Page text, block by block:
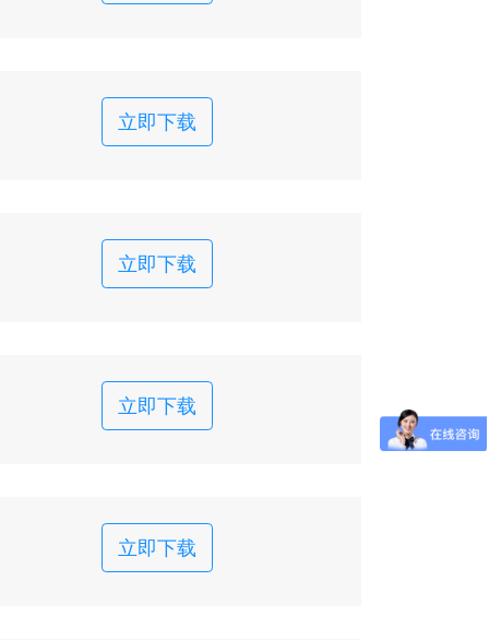
立即下载
立即下载
立即下载
立即下载